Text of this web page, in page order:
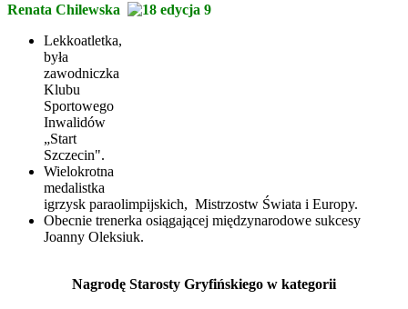
Renata Chilewska
Lekkoatletka,
była
zawodniczka
Klubu
Sportowego
Inwalidów
„Start
Szczecin".
Wielokrotna
medalistka
igrzysk paraolimpijskich, Mistrzostw Świata i Europy.
Obecnie trenerka osiągającej międzynarodowe sukcesy
Joanny Oleksiuk.
Nagrodę Starosty Gryfińskiego w kategorii